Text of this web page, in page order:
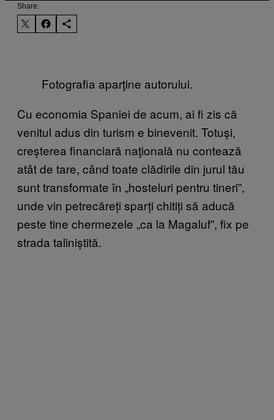
Share:
Fotografia aparţine autorului.
Cu economia Spaniei de acum, ai fi zis că
venitul adus din turism e binevenit. Totuși,
creșterea financiară naţională nu contează
atât de tare, când toate clădirile din jurul tău
sunt transformate în „hosteluri pentru tineri”,
unde vin petrecăreți sparți chitiți să aducă
peste tine chermezele „ca la Magaluf”, fix pe
strada taliniștită.